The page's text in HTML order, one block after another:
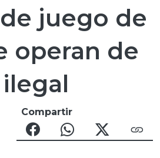
juego de
operan de
Compartir